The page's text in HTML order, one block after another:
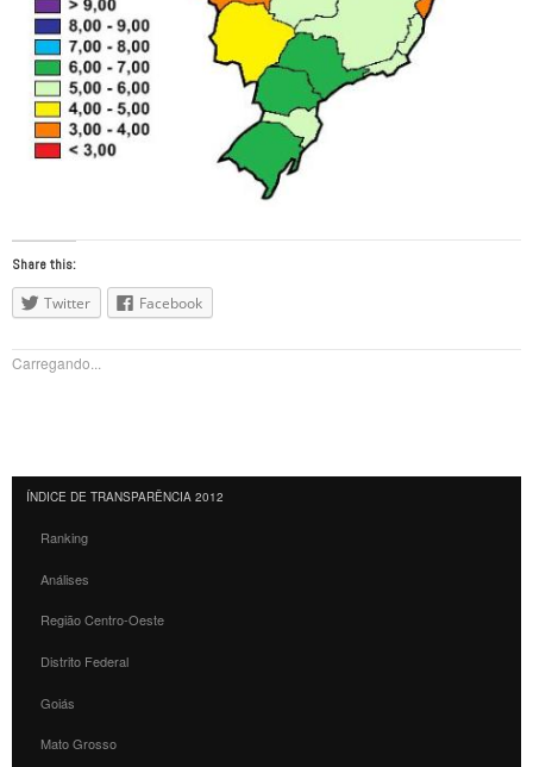
Share this:
Twitter Facebook
Carregando...
ÍNDICE DE TRANSPARÊNCIA 2012
Ranking
Análises
Região Centro-Oeste
Distrito Federal
Goiás
Mato Grosso